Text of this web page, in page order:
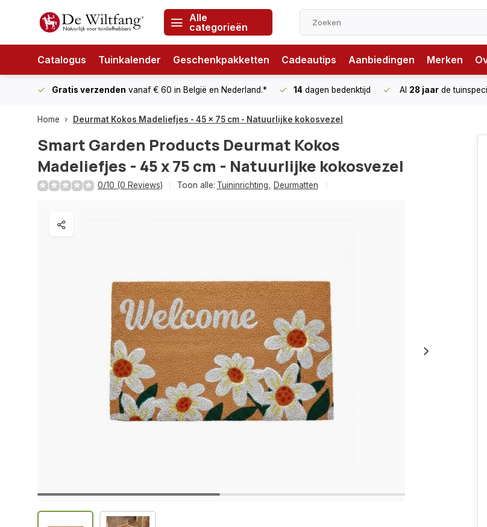
Alle
categorieën
Catalogus Tuinkalender Geschenkpakketten Cadeautips Aanbiedingen Merken
Gratis verzenden vanaf € 60 in België en Nederland.* 14 dagen bedenktijd Al 28 jaar de
Home Deurmat Kokos Madeliefjes - 45 x 75 cm - Natuurlijke kokosvezel
Smart Garden Products Deurmat Kokos
Madeliefjes - 45 x 75 cm - Natuurlijke kokosvezel
0/10 (0 Reviews) Toon alle: Tuininrichting, Deurmatten